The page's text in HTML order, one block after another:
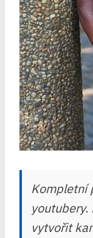
Kompletní
youtubery.
vytvořit